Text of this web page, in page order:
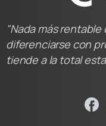
"Nada más
diferenciarse con
tiende a la total